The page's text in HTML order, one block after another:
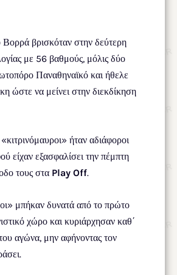
βρισκόταν στην δεύτερη
με 56 βαθμούς, μόλις δύο
Παναθηναϊκό και ήθελε
ώστε να μείνει στην διεκδίκηση
ήταν αδιάφοροι
είχαν εξασφαλίσει την πέμπτη
τους στα Play Off.
μπήκαν δυνατά από το πρώτο
χώρο και κυριάρχησαν καθ΄
αγώνα, μην αφήνοντας τον